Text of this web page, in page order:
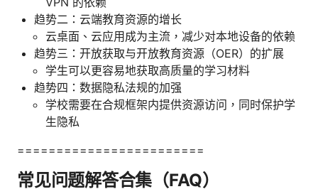
趋势二：云端教育资源的增长
云桌面、云应用成为主流，减少对本地设备的依赖
趋势三：开放获取与开放教育资源（OER）的扩展
学生可以更容易地获取高质量的学习材料
趋势四：数据隐私法规的加强
学校需要在合规框架内提供资源访问，同时保护学
生隐私
========================
常见问题解答合集（FAQ）